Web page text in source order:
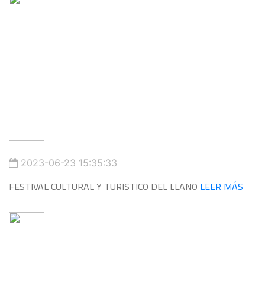
2023-06-23 15:35:33
FESTIVAL CULTURAL Y TURISTICO DEL LLANO LEER MÁS